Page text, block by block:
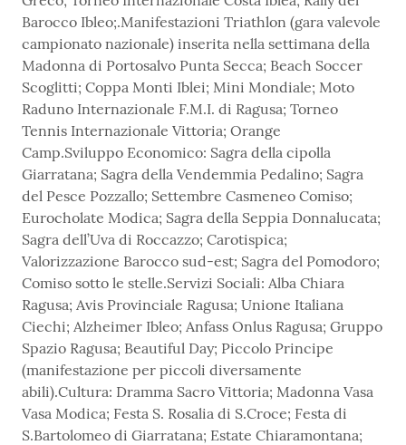
Barocco Ibleo;.Manifestazioni Triathlon (gara valevole
campionato nazionale) inserita nella settimana della
Madonna di Portosalvo Punta Secca; Beach Soccer
Scoglitti; Coppa Monti Iblei; Mini Mondiale; Moto
Raduno Internazionale F.M.I. di Ragusa; Torneo
Tennis Internazionale Vittoria; Orange
Camp.Sviluppo Economico: Sagra della cipolla
Giarratana; Sagra della Vendemmia Pedalino; Sagra
del Pesce Pozzallo; Settembre Casmeneo Comiso;
Eurocholate Modica; Sagra della Seppia Donnalucata;
Sagra dell’Uva di Roccazzo; Carotispica;
Valorizzazione Barocco sud-est; Sagra del Pomodoro;
Comiso sotto le stelle.Servizi Sociali: Alba Chiara
Ragusa; Avis Provinciale Ragusa; Unione Italiana
Ciechi; Alzheimer Ibleo; Anfass Onlus Ragusa; Gruppo
Spazio Ragusa; Beautiful Day; Piccolo Principe
(manifestazione per piccoli diversamente
abili).Cultura: Dramma Sacro Vittoria; Madonna Vasa
Vasa Modica; Festa S. Rosalia di S.Croce; Festa di
S.Bartolomeo di Giarratana; Estate Chiaramontana;